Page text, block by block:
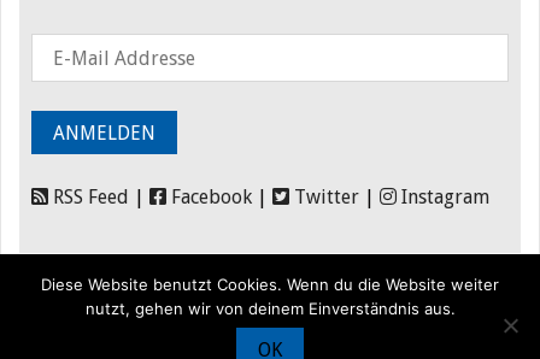
RSS Feed Facebook Twitter Instagram
Förderung|
Diese Website benutzt Cookies. Wenn du die Website weiter
nutzt, gehen wir von deinem Einverständnis aus.
OK